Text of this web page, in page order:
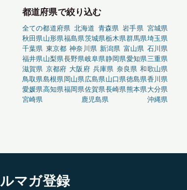
都道府県で絞り込む
全ての都道府県 北海道 青森県 岩手県 宮城県
秋田県山形県福島県茨城県栃木県群馬県埼玉県
千葉県 東京都 神奈川県 新潟県 富山県 石川県
福井県山梨県長野県岐阜県静岡県愛知県三重県
滋賀県 京都府 大阪府 兵庫県 奈良県 和歌山県
鳥取県島根県岡山県広島県山口県徳島県香川県
愛媛県高知県福岡県佐賀県長崎県熊本県大分県
宮崎県
鹿児島県 沖縄県
マガ登録